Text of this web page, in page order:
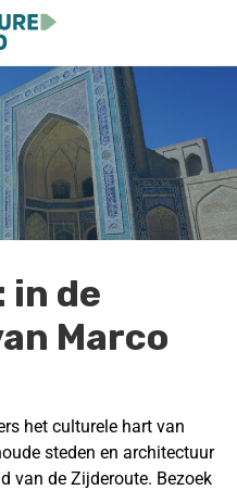
in de
Marco
het culturele hart van
steden en architectuur
van de Zijderoute. Bezoek